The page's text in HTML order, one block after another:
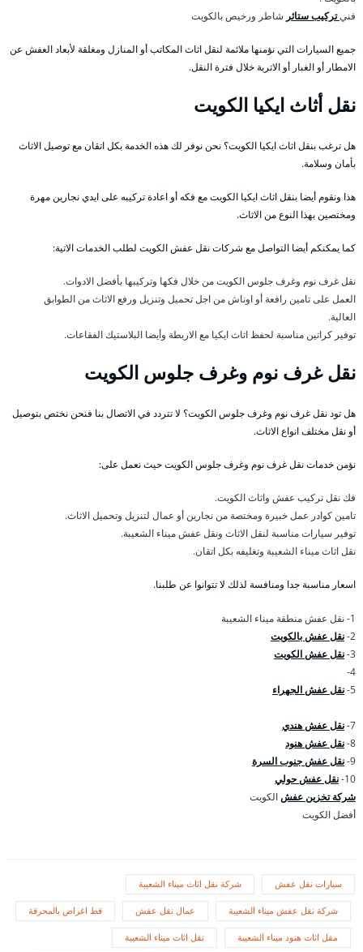
فنيتركيب ستائر شاطر ورخيص بالكويت
جميع السيارات التي نؤمنها ملائمة لنقل اثاث المكاتب أو المنازل ومغلقة لأبعاد العفش عن
الامطار أو الغبار أو الاتربة خلال فترة النقل.
نقل أثاث ايكيا الكويت
هل ترغب بنقل اثاث ايكيا الكويت؟ نحن نوفر لك هذه الخدمة بكل اتقان مع توصيل الاثاث
بأمان وسلامة.
هذا ونقوم أيضا بنقل اثاث ايكيا الكويت مع فكه أو اعادة تركيبه على ايدي نجارين مهرة
ومختصين بهذا النوع من الاثاث.
كما يمكنكم أيضا التواصل مع شركات نقل عفش الكويت لطلب الخدمات الاتية:
نقل غرف نوم وغرف جلوس الكويت من خلال فكها وتركيبها بأفضل الادوات.
العمل على تامين رافعة أو اوناش من اجل تحميل وتنزيل ورفع الاثاث من الطوابق
العالية.
توفير كراتين مناسبة لحفظ اثاث ايكيا مع الاربطة وأيضا البلاستيك الفقاعات.
نقل غرف نوم وغرف جلوس الكويت
هل تود نقل غرف نوم وغرف جلوس الكويت؟ لا تتردد في الاتصال بنا فنحن نختص بتوصيل
أو نقل مختلف انواع الاثاث.
نؤمن خدمات نقل غرف نوم وغرف جلوس الكويت حيث نعمل على:
فك نقل تركيب عفش واثاث الكويت.
تامين كوادر عمل خبيرة ومختصة من نجارين أو عمال لتنزيل وتحميل الاثاث.
توفير سيارات مناسبة لنقل الاثاث ونقل عفش ميناء الشعيبة.
نقل اثاث ميناء الشعيبة وتغليفه بكل اتقان.
اسعار مناسبة جدا ومنافسة لذلك لا تتوانوا عن طلبنا.
1- نقل عفش منطقة ميناء الشعيبة
2- نقل عفش بالكويت
3- نقل عفش الكويت
4-
5- نقل عفش الجهراء
7- نقل عفش هندي
8- نقل عفش هنود
9- نقل عفش جنوب السرة
10- نقل عفش حولي
شركة تخزين عفشالكويت
أفضل الكويت
سيارات نقل عفش شركة نقل اثاث ميناء الشعيبة
شركة نقل عفش ميناء الشعيبة عمال نقل عفش قط اغراض بالمحرقة
مقل اثاث هنود ميناء الشعيبة نقل اثاث ميناء الشعيبة